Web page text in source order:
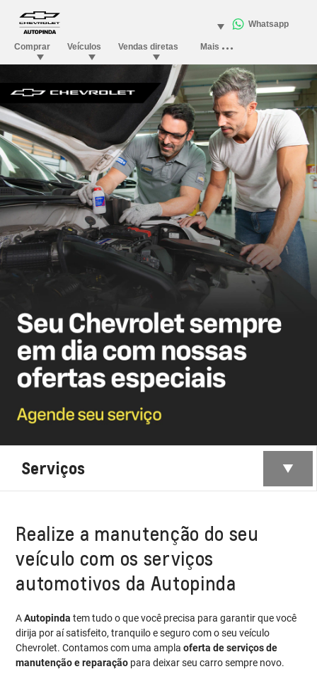
Serviços
Realize a manutenção do seu
veículo com os serviços
automotivos da Autopinda
AAutopindatem tudo o que você precisa para garantir que você
dirija por aí satisfeito, tranquilo e seguro com o seu veículo
Chevrolet. Contamos com uma amplaoferta de serviços de
manutenção e reparação para deixar seu carro sempre novo.